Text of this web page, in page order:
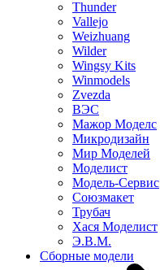
Thunder
Vallejo
Weizhuang
Wilder
Wingsy Kits
Winmodels
Zvezda
ВЭС
Мажор Моделс
Микродизайн
Мир Моделей
Моделист
Модель-Сервис
Союзмакет
Трубач
Хася Моделист
Э.В.М.
Сборные модели